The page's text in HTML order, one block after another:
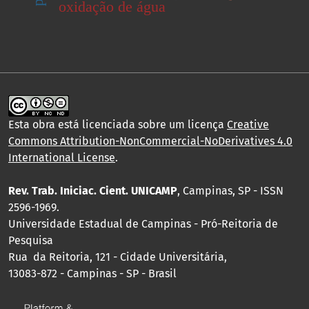
oxidação de água
Esta obra está licenciada sobre um licença Creative
Commons Attribution-NonCommercial-NoDerivatives 4.0
International License.
Rev. Trab. Iniciac. Cient. UNICAMP, Campinas, SP - ISSN
2596-1969.
Universidade Estadual de Campinas - Pró-Reitoria de
Pesquisa
Rua da Reitoria, 121 - Cidade Universitária,
13083-872 - Campinas - SP - Brasil